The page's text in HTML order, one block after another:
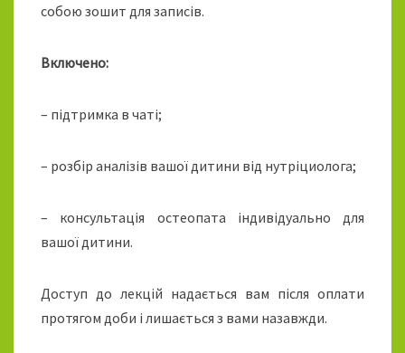
собою зошит для записів.
Включено:
– підтримка в чаті;
– розбір аналізів вашої дитини від нутріциолога;
– консультація остеопата індивідуально для
вашої дитини.
Доступ до лекцій надається вам після оплати
протягом доби і лишається з вами назавжди.